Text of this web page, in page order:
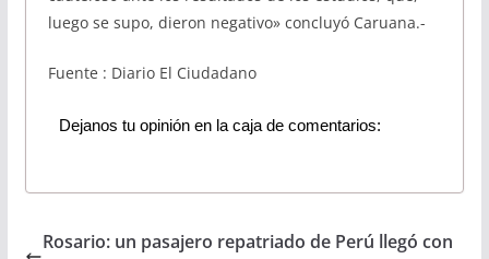
luego se supo, dieron negativo» concluyó Caruana.-
Fuente : Diario El Ciudadano
Dejanos tu opinión en la caja de comentarios:
Rosario: un pasajero repatriado de Perú llegó con